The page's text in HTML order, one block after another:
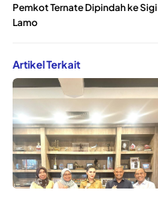
Pemkot Ternate Dipindah ke Sigi
Lamo
Artikel Terkait